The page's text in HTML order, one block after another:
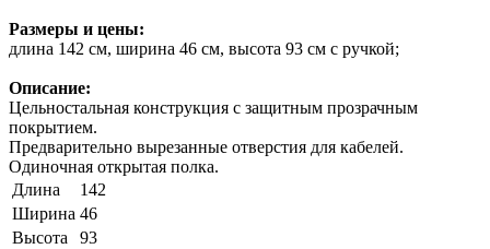
Размеры и цены:
длина 142 см, ширина 46 см, высота 93 см с ручкой;
Описание:
Цельностальная конструкция с защитным прозрачным
покрытием.
Предварительно вырезанные отверстия для кабелей.
Одиночная открытая полка.
Длина
142
Ширина 46
Высота
93